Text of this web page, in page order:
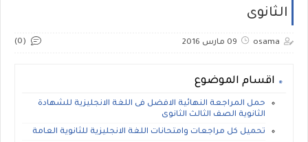
الثانوى
osama 09 مارس 2016 (0)
اقسام الموضوع
حمل المراجعة النهائية الافضل فى اللغة الانجليزية للشهادة
الثانوية الصف الثالث الثانوى
تحميل كل مراجعات وامتحانات اللغة الانجليزية للثانوية العامة